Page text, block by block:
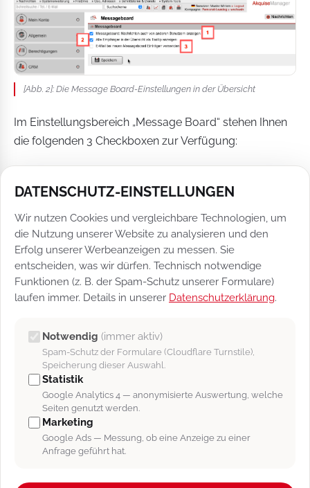
[Abb. 2]: Die Message Board-Einstellungen in der Übersicht
Im Einstellungsbereich „Message Board“ stehen Ihnen
die folgenden 3 Checkboxen zur Verfügung:
Benutzern anzeigen“ [Abb. 11/1]
Benutzer Message Board-Nachrichten sieht,
sondern jeder Benutzer.
„Alle Empfänger in der Übersicht als Tooltip
anzeigen“ [Abb. 2/2]
angezeigt, an wen die Nachrichten gesendet
wurden.
„E-Mail bei neuen Message Board Einträgen
versenden“ [Abb. 2/3]
Dies bewirkt, dass bei jeder neuen im Message
Board erhaltenen Nachricht automatisch eine E-Mail
diese gerichtet ist.
DATENSCHUTZ-EINSTELLUNGEN
Wir nutzen Cookies und vergleichbare Technologien, um
die Nutzung unserer Website zu analysieren und den
Erfolg unserer Werbeanzeigen zu messen. Sie
entscheiden, was wir dürfen. Technisch notwendige
Funktionen (z. B. der Spam-Schutz unserer Formulare)
laufen immer. Details in unserer Datenschutzerklärung.
Notwendig (immer aktiv)
Spam-Schutz der Formulare (Cloudflare Turnstile),
Speicherung dieser Auswahl.
Statistik
Google Analytics 4 — anonymisierte Auswertung, welche
Seiten genutzt werden.
Marketing
Google Ads — Messung, ob eine Anzeige zu einer
Anfrage geführt hat.